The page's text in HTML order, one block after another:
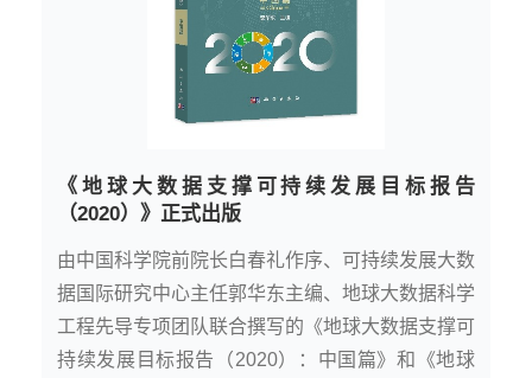
《地球大数据支撑可持续发展目标报告
（2020）》正式出版
由中国科学院前院长白春礼作序、可持续发展大数
据国际研究中心主任郭华东主编、地球大数据科学
工程先导专项团队联合撰写的《地球大数据支撑可
持续发展目标报告（2020）：中国篇》和《地球